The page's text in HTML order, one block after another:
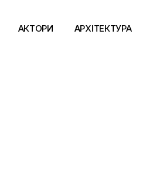
АКТОРИ АРХІТЕКТУРА